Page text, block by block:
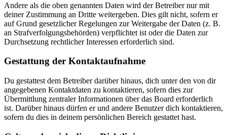
Andere als die oben genannten Daten wird der Betreiber nur mit
deiner Zustimmung an Dritte weitergeben. Dies gilt nicht, sofern er
auf Grund gesetzlicher Regelungen zur Weitergabe der Daten (z. B.
an Strafverfolgungsbehörden) verpflichtet ist oder die Daten zur
Durchsetzung rechtlicher Interessen erforderlich sind.
Gestattung der Kontaktaufnahme
Du gestattest dem Betreiber darüber hinaus, dich unter den von dir
angegebenen Kontaktdaten zu kontaktieren, sofern dies zur
Übermittlung zentraler Informationen über das Board erforderlich
ist. Darüber hinaus dürfen er und andere Benutzer dich kontaktieren,
sofern du dies in deinem persönlichen Bereich gestattet hast.